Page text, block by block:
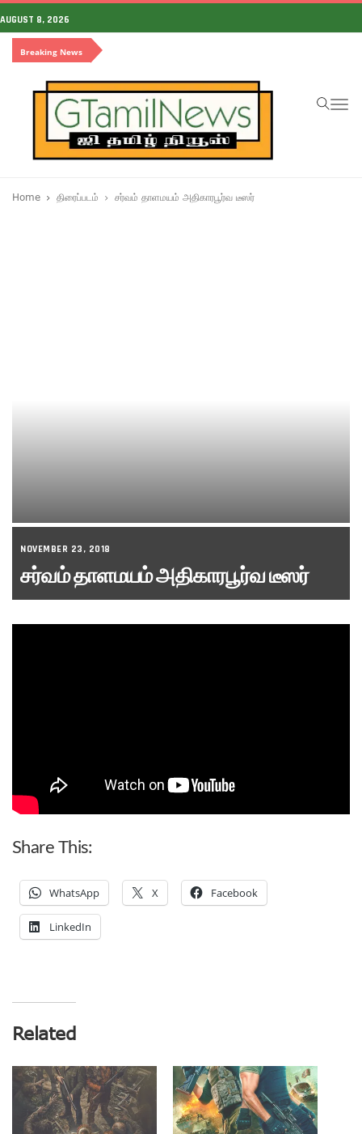
AUGUST 8, 2026
Breaking News
Home திரைப்படம் சர்வம் தாளமயம் அதிகாரபூர்வ டீஸர்
NOVEMBER 23, 2018
சர்வம் தாளமயம் அதிகாரபூர்வ டீஸர்
Share This:
WhatsApp X Facebook
LinkedIn
Related